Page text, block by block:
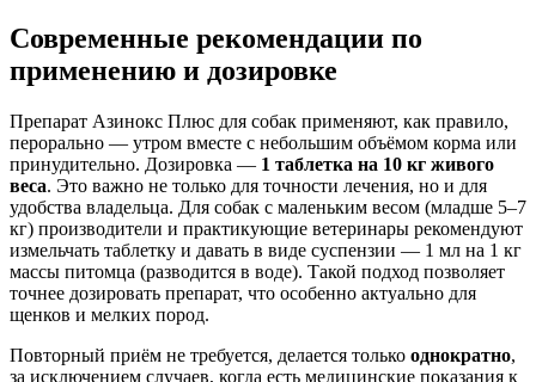
Современные рекомендации по
применению и дозировке
Препарат Азинокс Плюс для собак применяют, как правило,
перорально — утром вместе с небольшим объёмом корма или
принудительно. Дозировка — 1 таблетка на 10 кг живого
веса. Это важно не только для точности лечения, но и для
удобства владельца. Для собак с маленьким весом (младше 5–7
кг) производители и практикующие ветеринары рекомендуют
измельчать таблетку и давать в виде суспензии — 1 мл на 1 кг
массы питомца (разводится в воде). Такой подход позволяет
точнее дозировать препарат, что особенно актуально для
щенков и мелких пород.
Повторный приём не требуется, делается только однократно,
за исключением случаев, когда есть медицинские показания к